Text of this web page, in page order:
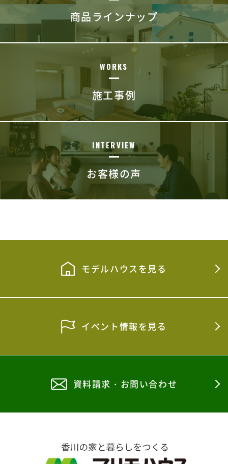
商品ラインナップ
WORKS
施工事例
INTERVIEW
お客様の声
モデルハウスを見る
イベント情報を見る
資料請求・お問い合わせ